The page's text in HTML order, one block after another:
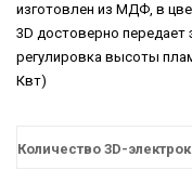
изготовлен из МДФ, в
3D достоверно
регулировка высоты
Квт)
Количество 3D-